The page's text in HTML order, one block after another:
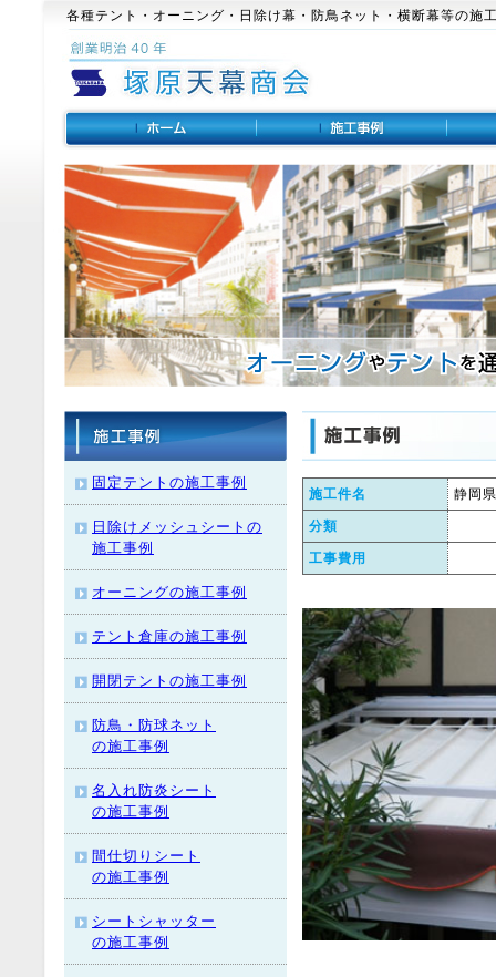
各種テント・オーニング・日除け幕・防鳥ネット・横断幕等の施
固定テントの施工事例
日除けメッシュシートの
施工事例
オーニングの施工事例
テント倉庫の施工事例
開閉テントの施工事例
防鳥・防球ネット
の施工事例
名入れ防炎シート
の施工事例
間仕切りシート
の施工事例
シートシャッター
の施工事例
施工件名 静岡
分類
工事費用